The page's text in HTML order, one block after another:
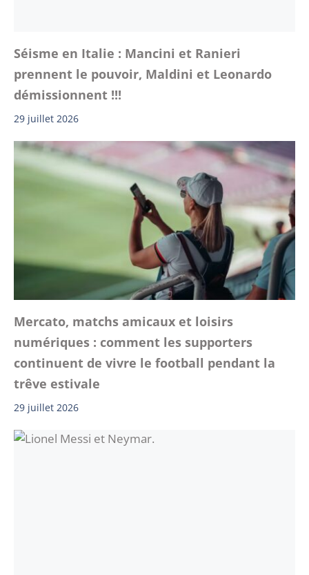
Séisme en Italie : Mancini et Ranieri
prennent le pouvoir, Maldini et Leonardo
démissionnent !!!
29 juillet 2026
Mercato, matchs amicaux et loisirs
numériques : comment les supporters
continuent de vivre le football pendant la
trêve estivale
29 juillet 2026